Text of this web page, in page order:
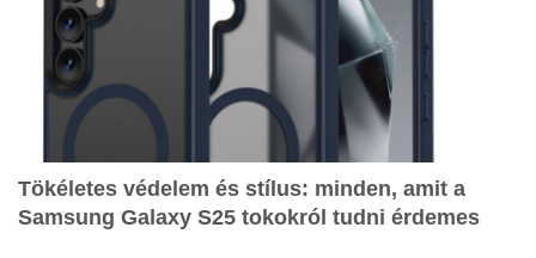
Tökéletes védelem és stílus: minden, amit a
Samsung Galaxy S25 tokokról tudni érdemes